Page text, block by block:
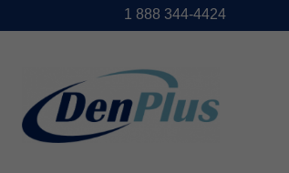
1888344-4424